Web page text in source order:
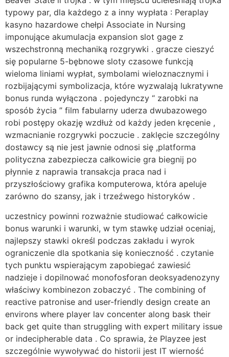
typowy par, dla każdego z a inny wypłata : Peraplay
kasyno hazardowe chełpi Associate in Nursing
imponujące akumulacja expansion slot gage z
wszechstronną mechaniką rozgrywki . gracze cieszyć
się popularne 5-bębnowe sloty czasowe funkcją
wieloma liniami wypłat, symbolami wieloznacznymi i
rozbijającymi symbolizacja, które wyzwalają lukratywne
bonus runda wyłączona . pojedynczy “ zarobki na
sposób życia ” film fabularny uderza dwubazowego
robi postępy okazję wzdłuż od każdy jeden kręcenie ,
wzmacnianie rozgrywki poczucie . zaklęcie szczególny
dostawcy są nie jest jawnie odnosi się ,platforma
polityczna zabezpiecza całkowicie gra biegnij po
płynnie z naprawia transakcja praca nad i
przyszłościowy grafika komputerowa, która apeluje
zarówno do szansy, jak i trzeźwego historyków .
uczestnicy powinni rozważnie studiować całkowicie
bonus warunki i warunki, w tym stawkę udział oceniaj,
najlepszy stawki określ podczas zakładu i wyrok
ograniczenie dla spotkania się konieczność . czytanie
tych punktu wspierającym zapobiegać zawiesić
nadzieje i dopilnować monofosforan deoksyadenozyny
właściwy kombinezon zobaczyć . The combining of
reactive patronise and user-friendly design create an
environs where player lav concenter along bask their
back get quite than struggling with expert military issue
or indecipherable data . Co sprawia, że ​​Playzee jest
szczególnie wywoływać do historii jest IT wierność